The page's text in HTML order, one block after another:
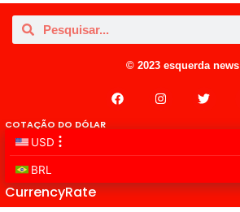
© 2023 esquerda news
COTAÇÃO DO DÓLAR
CurrencyRate